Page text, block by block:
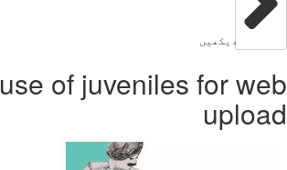
دیکھیں
of juveniles for